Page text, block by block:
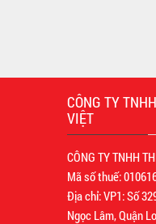
CÔNG TY
VIỆT
CÔNG TY TNHH
Mã số thuế:
Địa chỉ: VP1: Số
Ngọc Lâm, Quận